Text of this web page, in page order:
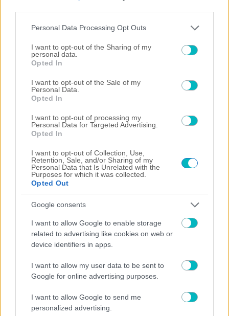
Please note that this website/app uses one or more Google
not limited to your visit or usage behaviour. You may click to
grant or deny consent to Google and its third-party tags to
use your data for below specified purposes in below Google
consent section.
Personal Data Processing Opt Outs
I want to opt-out of the Sharing of my
personal data.
Opted In
I want to opt-out of the Sale of my
Personal Data.
Opted In
I want to opt-out of processing my
Personal Data for Targeted Advertising.
Opted In
I want to opt-out of Collection, Use,
Retention, Sale, and/or Sharing of my
Personal Data that Is Unrelated with the
Purposes for which it was collected.
Opted Out
Google consents
I want to allow Google to enable storage
related to advertising like cookies on web or
device identifiers in apps.
I want to allow my user data to be sent to
Google for online advertising purposes.
I want to allow Google to send me
personalized advertising.
Άσχημα τα νέα για τον Απόστολο Ρουβά – Η ανακοίνωση του
ΕΙΔΗΣΕΙΣ
Το πρώτο μήνυμα του Σταύρου Φλώρου μετά το σοκαριστικό